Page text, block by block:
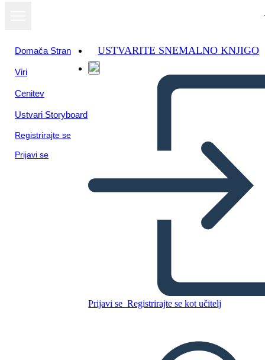
Domača Stran
Viri
Cenitev
Ustvari Storyboard
Registrirajte se
Prijavi se
USTVARITE SNEMALNO KNJIGO
Prijavi se Registrirajte se kot učitelj